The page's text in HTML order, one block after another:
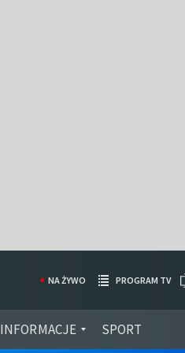
INFORMACJE SPORT
NA ŻYWO PROGRAM TV